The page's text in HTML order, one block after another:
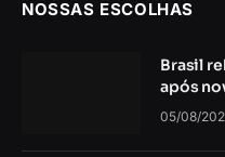
NOSSAS ESCOLHAS
Brasil
após
05/08/